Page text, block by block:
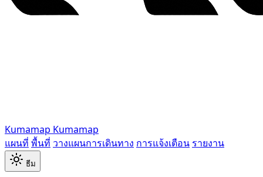
Kumamap Kumamap
แผนที่ พื้นที่ วางแผนการเดินทาง การแจ้งเตือน รายงาน
ธีม